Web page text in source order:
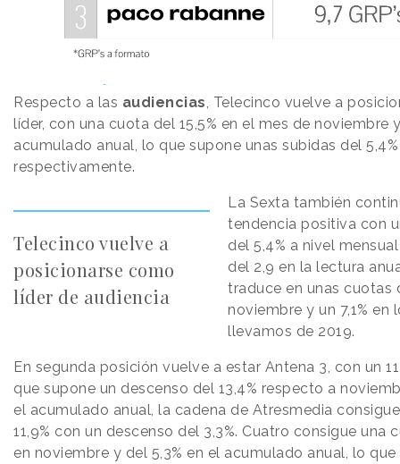
Respecto a las audiencias , Telecinco vuelve a
líder, con una cuota del 15,5% en el mes de noviembre
acumulado anual, lo que supone unas subidas del
respectivamente.
Telecinco vuelve a
posicionarse como
líder de audiencia
La Sexta también
tendencia positiva con
del 5,4% a nivel
del 2,9 en la lectura
traduce en unas cuotas
noviembre y un 7,1% en
llevamos de 2019.
En segunda posición vuelve a estar Antena 3, con un
que supone un descenso del 13,4% respecto a
el acumulado anual, la cadena de Atresmedia
11,9% con un descenso del 3,3%. Cuatro consigue una
en noviembre y del 5,3% en el acumulado anual, lo